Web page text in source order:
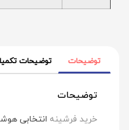
توضیحات توضیحات
توضیحات
خرید فرشینه انتخابی